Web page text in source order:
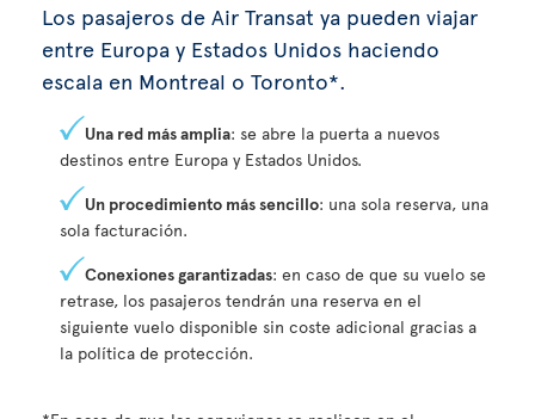
Los pasajeros de Air Transat ya pueden viajar
entre Europa y Estados Unidos haciendo
escala en Montreal o Toronto*.
Una red más amplia: se abre la puerta a nuevos
destinos entre Europa y Estados Unidos.
Un procedimiento más sencillo: una sola reserva, una
sola facturación.
Conexiones garantizadas: en caso de que su vuelo se
retrase, los pasajeros tendrán una reserva en el
siguiente vuelo disponible sin coste adicional gracias a
la política de protección.